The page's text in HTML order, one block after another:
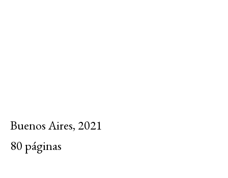
Buenos Aires, 2021
80 páginas